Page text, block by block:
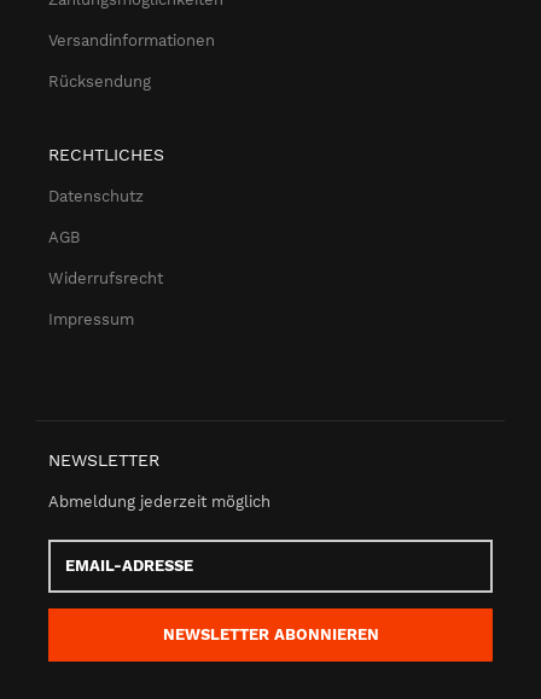
Versandinformationen
Rücksendung
RECHTLICHES
Datenschutz
AGB
Widerrufsrecht
Impressum
NEWSLETTER
Abmeldung jederzeit möglich
Adresse
NEWSLETTER ABONNIEREN